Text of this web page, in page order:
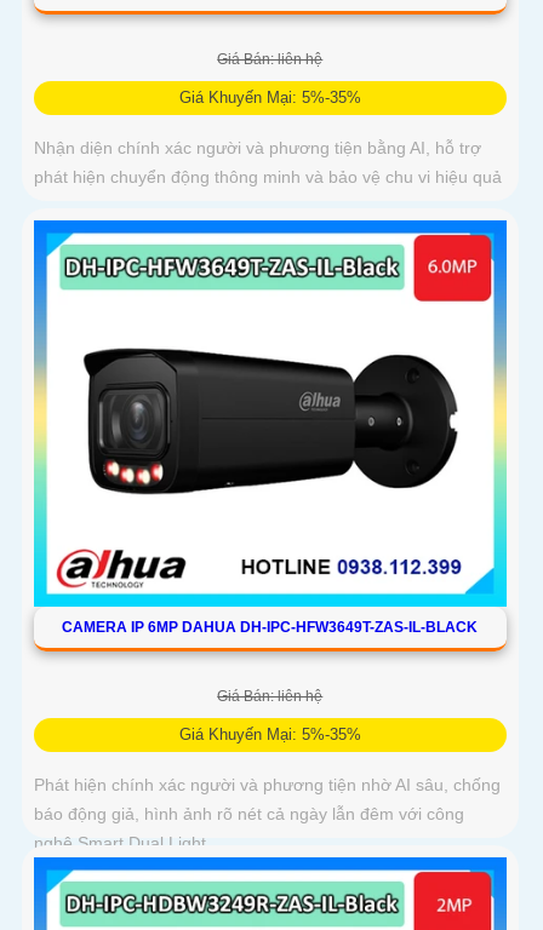
Giá Bán: liên hệ
Giá Khuyến Mại: 5%-35%
Nhận diện chính xác người và phương tiện bằng AI, hỗ trợ
phát hiện chuyển động thông minh và bảo vệ chu vi hiệu quả
CAMERA IP 6MP DAHUA DH-IPC-HFW3649T-ZAS-IL-BLACK
Giá Bán: liên hệ
Giá Khuyến Mại: 5%-35%
Phát hiện chính xác người và phương tiện nhờ AI sâu, chống
báo động giả, hình ảnh rõ nét cả ngày lẫn đêm với công
nghệ Smart Dual Light